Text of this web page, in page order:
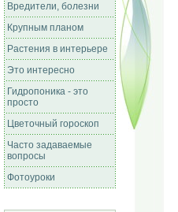
Вредители, болезни
Крупным планом
Растения в интерьере
Это интересно
Гидропоника - это
просто
Цветочный гороскоп
Часто задаваемые
вопросы
Фотоуроки